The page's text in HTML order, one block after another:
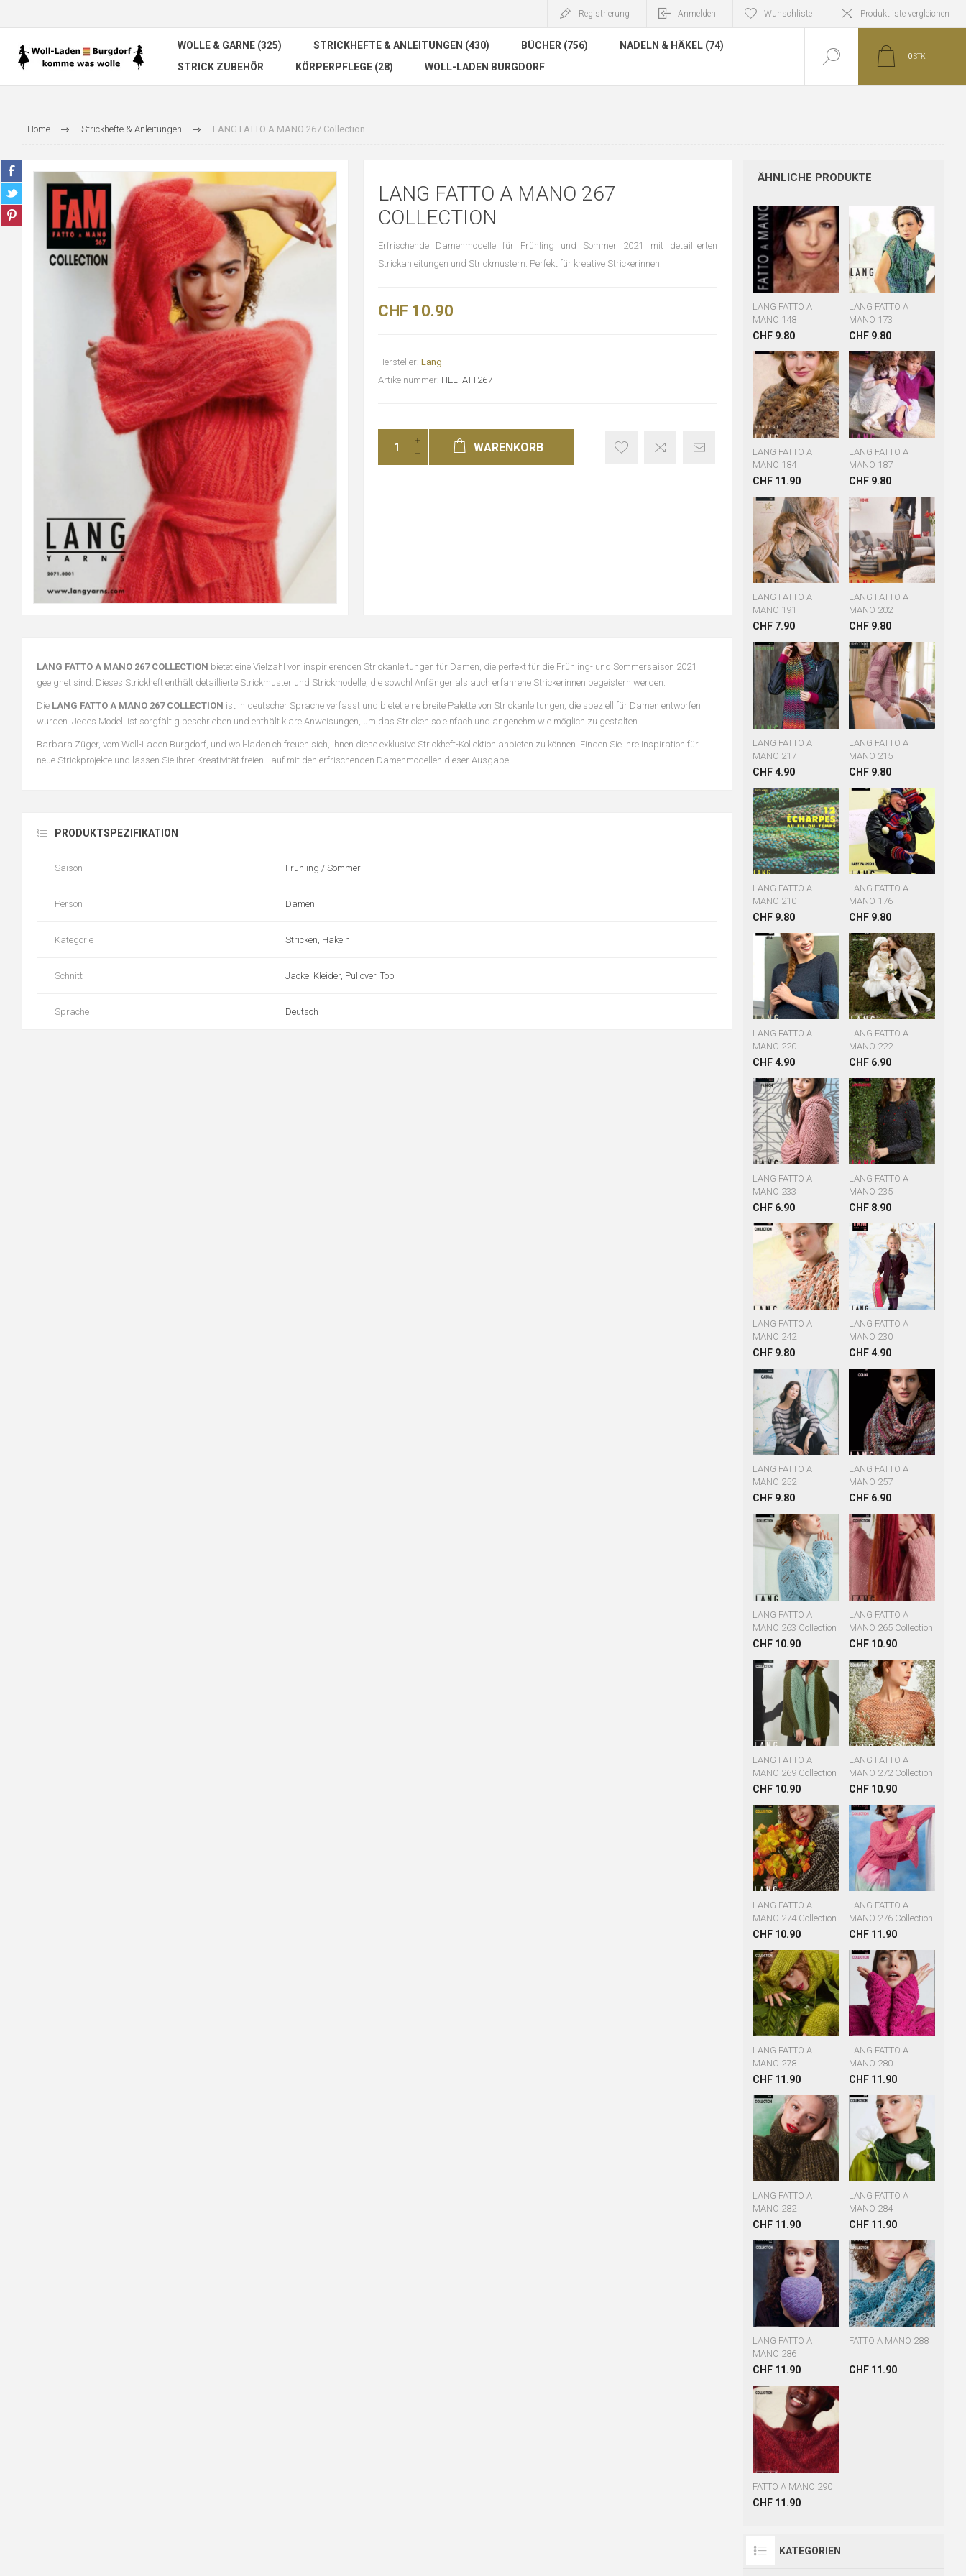
Registrierung Anmelden Wunschliste Produktliste vergleichen
WOLLE & GARNE (325) STRICKHEFTE & ANLEITUNGEN (430) BÜCHER (756)
NADELN & HÄKEL (74)
STRICK ZUBEHÖR
KÖRPERPFLEGE (28) WOLL-LADEN BURGDORF
0STK
Home Strickhefte & Anleitungen LANG FATTO A MANO 267 Collection
LANG FATTO A MANO 267
COLLECTION
Erfrischende Damenmodelle für Frühling und Sommer 2021 mit detaillierten
Strickanleitungen und Strickmustern. Perfekt für kreative Strickerinnen.
CHF 10.90
Hersteller: Lang
Artikelnummer: HELFATT267
WARENKORB
LANG FATTO A MANO 267 COLLECTION bietet eine Vielzahl von inspirierenden Strickanleitungen für Damen, die perfekt für die Frühling- und Sommersaison 2021
geeignet sind. Dieses Strickheft enthält detaillierte Strickmuster und Strickmodelle, die sowohl Anfänger als auch erfahrene Strickerinnen begeistern werden.
Die LANG FATTO A MANO 267 COLLECTION ist in deutscher Sprache verfasst und bietet eine breite Palette von Strickanleitungen, die speziell für Damen entworfen
wurden. Jedes Modell ist sorgfältig beschrieben und enthält klare Anweisungen, um das Stricken so einfach und angenehm wie möglich zu gestalten.
Barbara Züger, vom Woll-Laden Burgdorf, und woll-laden.ch freuen sich, Ihnen diese exklusive Strickheft-Kollektion anbieten zu können. Finden Sie Ihre Inspiration für
neue Strickprojekte und lassen Sie Ihrer Kreativität freien Lauf mit den erfrischenden Damenmodellen dieser Ausgabe.
PRODUKTSPEZIFIKATION
Saison Frühling / Sommer
Person Damen
Kategorie Stricken, Häkeln
Schnitt Jacke, Kleider, Pullover, Top
Sprache Deutsch
ÄHNLICHE PRODUKTE
LANG FATTO A
MANO 148
CHF 9.80
LANG FATTO A
MANO 173
CHF 9.80
LANG FATTO A
MANO 184
CHF 11.90
LANG FATTO A
MANO 187
CHF 9.80
LANG FATTO A
MANO 191
CHF 7.90
LANG FATTO A
MANO 202
CHF 9.80
LANG FATTO A
MANO 217
CHF 4.90
LANG FATTO A
MANO 215
CHF 9.80
LANG FATTO A
MANO 210
CHF 9.80
LANG FATTO A
MANO 176
CHF 9.80
LANG FATTO A
MANO 220
CHF 4.90
LANG FATTO A
MANO 222
CHF 6.90
LANG FATTO A
MANO 233
CHF 6.90
LANG FATTO A
MANO 235
CHF 8.90
LANG FATTO A
MANO 242
CHF 9.80
LANG FATTO A
MANO 230
CHF 4.90
LANG FATTO A
MANO 252
CHF 9.80
LANG FATTO A
MANO 257
CHF 6.90
LANG FATTO A
MANO 263 Collection
CHF 10.90
LANG FATTO A
MANO 265 Collection
CHF 10.90
LANG FATTO A
MANO 269 Collection
CHF 10.90
LANG FATTO A
MANO 272 Collection
CHF 10.90
LANG FATTO A
MANO 274 Collection
CHF 10.90
LANG FATTO A
MANO 276 Collection
CHF 11.90
LANG FATTO A
MANO 278
CHF 11.90
LANG FATTO A
MANO 280
CHF 11.90
LANG FATTO A
MANO 282
CHF 11.90
LANG FATTO A
MANO 284
CHF 11.90
LANG FATTO A
MANO 286
CHF 11.90
FATTO A MANO 288
CHF 11.90
FATTO A MANO 290
CHF 11.90
KATEGORIEN